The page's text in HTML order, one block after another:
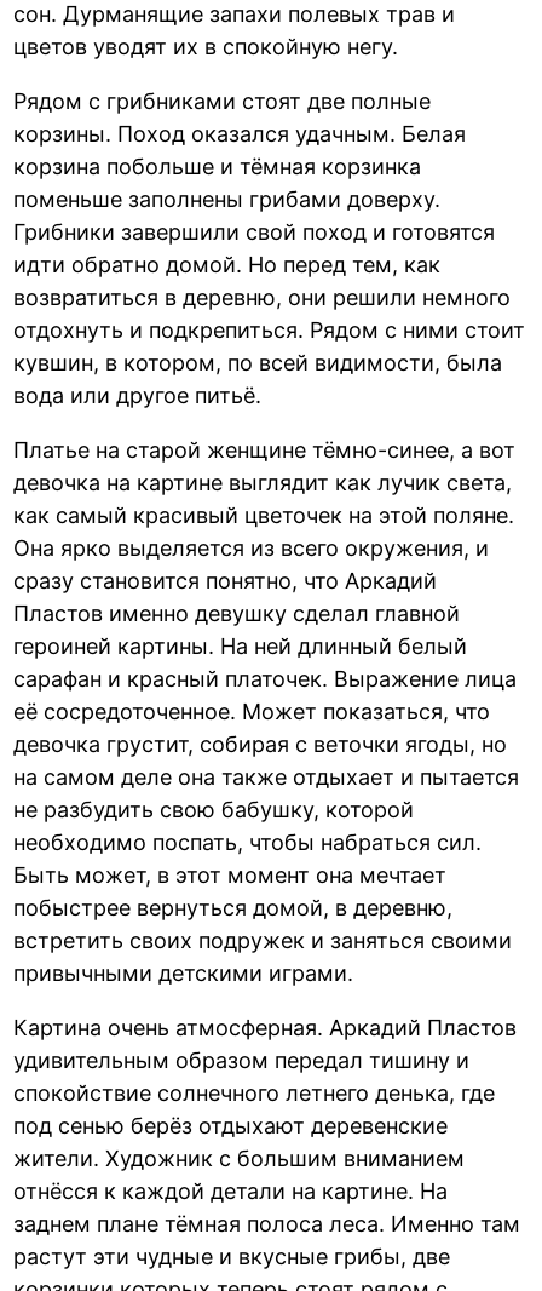
сон. Дурманящие запахи полевых трав и
цветов уводят их в спокойную негу.
Рядом с грибниками стоят две полные
корзины. Поход оказался удачным. Белая
корзина побольше и тёмная корзинка
поменьше заполнены грибами доверху.
Грибники завершили свой поход и готовятся
идти обратно домой. Но перед тем, как
возвратиться в деревню, они решили немного
отдохнуть и подкрепиться. Рядом с ними стоит
кувшин, в котором, по всей видимости, была
вода или другое питьё.
Платье на старой женщине тёмно-синее, а вот
девочка на картине выглядит как лучик света,
как самый красивый цветочек на этой поляне.
Она ярко выделяется из всего окружения, и
сразу становится понятно, что Аркадий
Пластов именно девушку сделал главной
героиней картины. На ней длинный белый
сарафан и красный платочек. Выражение лица
её сосредоточенное. Может показаться, что
девочка грустит, собирая с веточки ягоды, но
на самом деле она также отдыхает и пытается
не разбудить свою бабушку, которой
необходимо поспать, чтобы набраться сил.
Быть может, в этот момент она мечтает
побыстрее вернуться домой, в деревню,
встретить своих подружек и заняться своими
привычными детскими играми.
Картина очень атмосферная. Аркадий Пластов
удивительным образом передал тишину и
спокойствие солнечного летнего денька, где
под сенью берёз отдыхают деревенские
жители. Художник с большим вниманием
отнёсся к каждой детали на картине. На
заднем плане тёмная полоса леса. Именно там
растут эти чудные и вкусные грибы, две